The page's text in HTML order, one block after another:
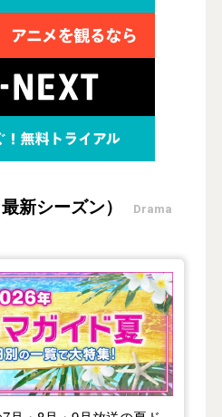
新シーズン） Drama
マガイド